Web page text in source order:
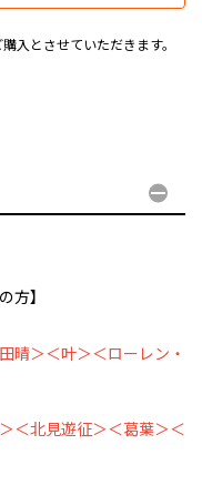
入とさせていただきます。
方】
晴＞＜叶＞＜ローレン・
＜北見遊征＞＜葛葉＞＜